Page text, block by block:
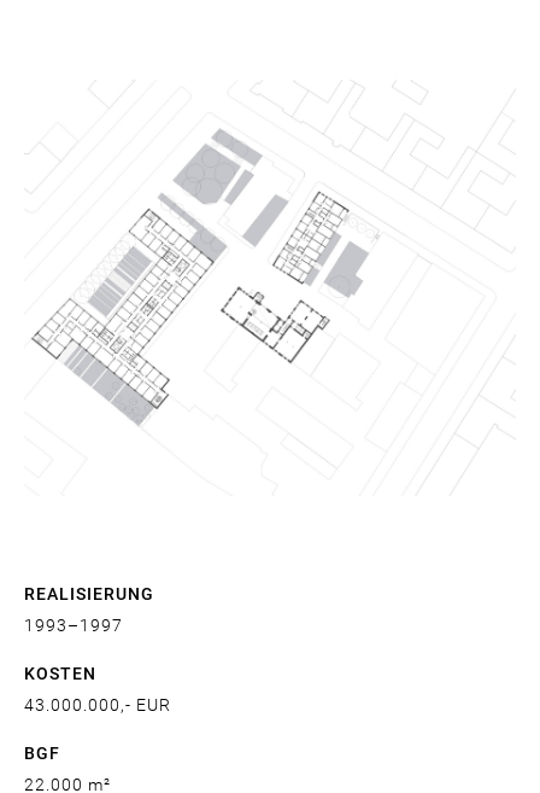
REALISIERUNG
1993
1997
KOSTEN
43.000.000,- EUR
BGF
22.000 m²